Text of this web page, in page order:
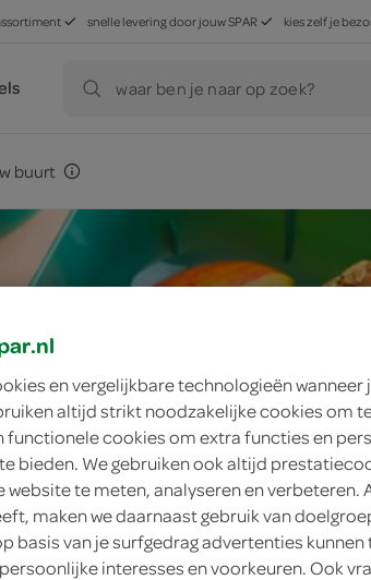
snelle levering door jouw SPAR kies zelf je
waar ben je naar op zoek?
buurt
en vergelijkbare technologieën wanneer
altijd strikt noodzakelijke cookies om
functionele cookies om extra functies en
bieden. We gebruiken ook altijd
website te meten, analyseren en verbeteren.
maken we daarnaast gebruik van
basis van je surfgedrag advertenties
interesses en voorkeuren. Ook